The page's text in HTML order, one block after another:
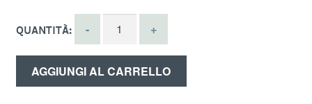
QUANTITÀ:
AGGIUNGI AL CARRELLO